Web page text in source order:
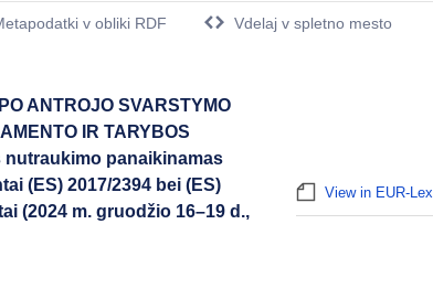
v obliki RDF
Vdelaj v spletno mesto
ANTROJO SVARSTYMO
IR TARYBOS
nutraukimo panaikinamas
(ES) 2017/2394 bei (ES)
(2024 m. gruodžio 16–19 d.,
View in EUR-Lex